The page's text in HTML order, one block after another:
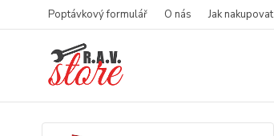
Poptávkový formulář O nás Jak nakupovat